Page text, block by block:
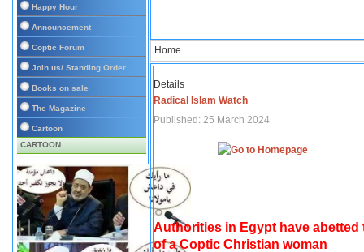
Happy Hour
Announcement
Coptic Forum
Join us/ Standing Order
Books on sale
The Magazine
Cartoon
CARTOON
Home
Details
Radical Islam Watch
Published: 25 March 2024
Authorities in Egypt have
of a Coptic Christian woman